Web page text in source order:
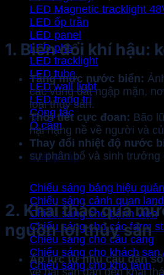
LED Magnetic tracklight
LED ốp trần
LED panel
LED pha
LED tracklight
LED tube
LED wall light
LED trang trí
Công tắc
Ổ cắm
Giải pháp
Chiếu sáng bảng hiệu
Chiếu sáng cảnh quan
Chiếu sáng cho bệnh viện
Chiếu sáng cho các farm
Chiếu sáng cho cầu cảng
Chiếu sáng cho khách sạn
Chiếu sáng cho kho lạnh
1. Biến đổi khí hậu:
Tăng mực nước biển:
các vùng đất ngập mặn,
loài thủy sản.
Thời tiết cực đoan: Bão
hại nặng nề về người và
Thay đổi nhiệt độ nước
sự phân bố và sinh trưởng
2. Khai thác quá
nguồn lợi thủy sản
Áp lực từ nhu cầu dân
về hải sản dẫn đến khai